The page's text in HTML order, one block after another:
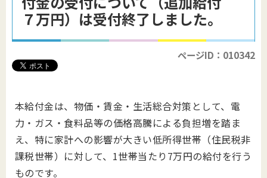
７万円）は受付終了しました。
ページID：010342
本給付金は、物価・賃金・生活総合対策として、電
力・ガス・食料品等の価格高騰による負担増を踏ま
え、特に家計への影響が大きい低所得世帯（住民税非
課税世帯）に対して、1世帯当たり7万円の給付を行う
ものです。